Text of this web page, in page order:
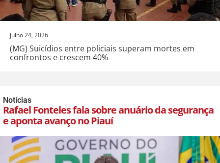
julho 24, 2026
(MG) Suicídios entre policiais superam mortes em
confrontos e crescem 40%
Notícias
Rafael Fonteles fala sobre anuário da segurança
e aponta avanço no Piauí